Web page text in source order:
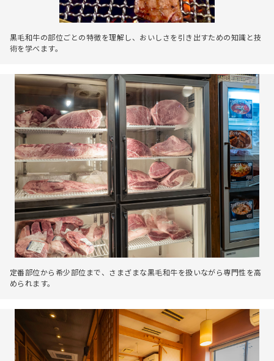
黒毛和牛の部位ごとの特徴を理解し、おいしさを引き出すための知識と技
術を学べます。
定番部位から希少部位まで、さまざまな黒毛和牛を扱いながら専門性を高
められます。